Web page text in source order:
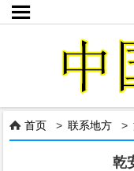

 首页 >联系地方 >
乾